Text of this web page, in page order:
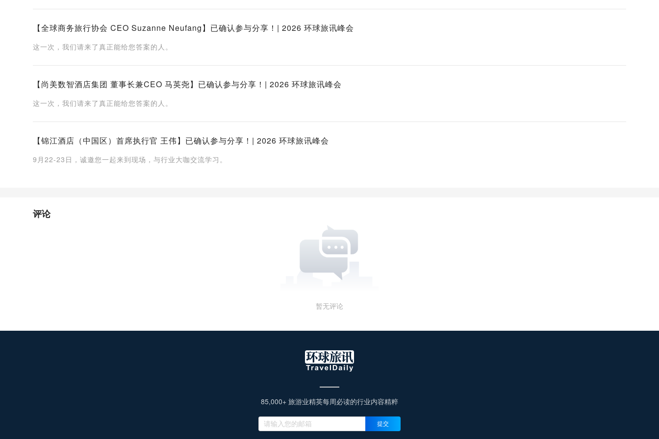
【全球商务旅行协会 CEO Suzanne Neufang】已确认参与分享！| 2026 环球旅讯峰会
这一次，我们请来了真正能给您答案的人。
【尚美数智酒店集团 董事长兼CEO 马英尧】已确认参与分享！| 2026 环球旅讯峰会
这一次，我们请来了真正能给您答案的人。
【锦江酒店（中国区）首席执行官 王伟】已确认参与分享！| 2026 环球旅讯峰会
9月22-23日，诚邀您一起来到现场，与行业大咖交流学习。
评论
暂无评论
85,000+ 旅游业精英每周必读的行业内容精粹
提交